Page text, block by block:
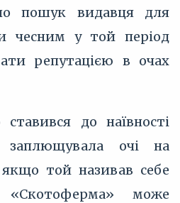
пошук видавця для
чесним у той період
репутацією в очах
до наївності
заплющувала очі на
той називав себе
«Скотоферма» може